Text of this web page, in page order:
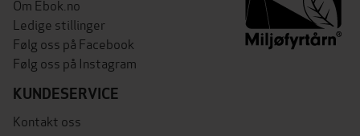
Om Ebok.no
Ledige stillinger
Følg oss på Facebook
Følg oss på Instagram
KUNDESERVICE
Kontakt oss